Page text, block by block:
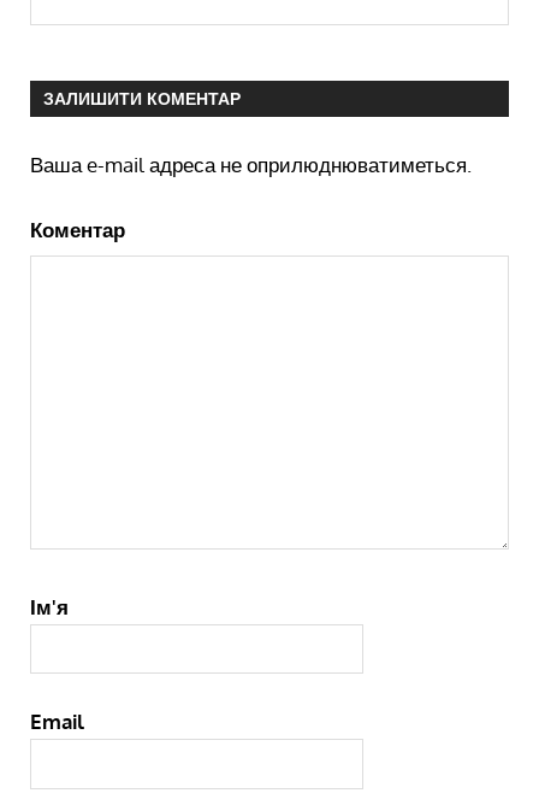
ЗАЛИШИТИ КОМЕНТАР
Ваша e-mail адреса не оприлюднюватиметься.
Коментар
Ім'я
Email